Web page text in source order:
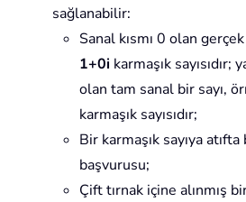
sağlanabilir:
Sanal kısmı 0 olan
1+0i karmaşık sayısıdır;
olan tam sanal bir sayı,
karmaşık sayısıdır;
Bir karmaşık sayıya
başvurusu;
Çift tırnak içine alınmış